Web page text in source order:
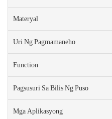
Materyal
Uri Ng Pagmamaneho
Function
Pagsusuri Sa Bilis Ng Puso
Mga Aplikasyong